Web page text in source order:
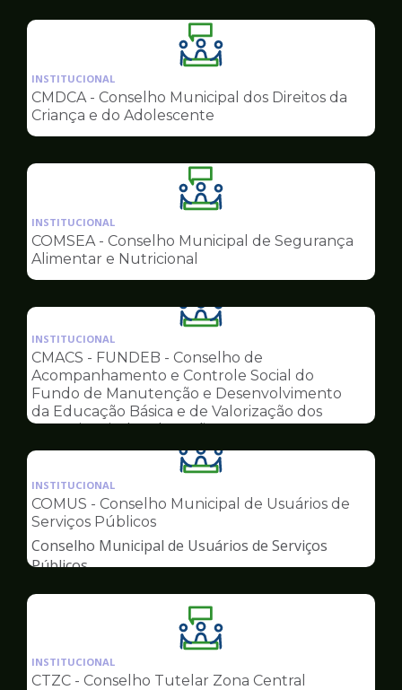
Ilustração
da
pagina
de
Conselhos
INSTITUCIONAL
CMDCA - Conselho Municipal dos Direitos da
Criança e do Adolescente
Ilustração
da
pagina
Conselhos
INSTITUCIONAL
COMSEA - Conselho Municipal de Segurança
Alimentar e Nutricional
Ilustração
da
pagina
de
Conselhos
INSTITUCIONAL
CMACS - FUNDEB - Conselho de
Acompanhamento e Controle Social do
Fundo de Manutenção e Desenvolvimento
da Educação Básica e de Valorização dos
Profissionais da Educação
Ilustração
da
pagina
Conselhos
INSTITUCIONAL
COMUS - Conselho Municipal de Usuários de
Serviços Públicos
Conselho Municipal de Usuários de Serviços
Públicos
Ilustração
da
pagina
INSTITUCIONAL
CTZC - Conselho Tutelar Zona Central